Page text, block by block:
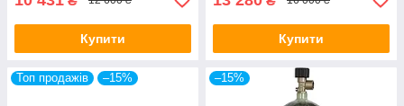
Купити Купити
Топ продажів –15% –15%